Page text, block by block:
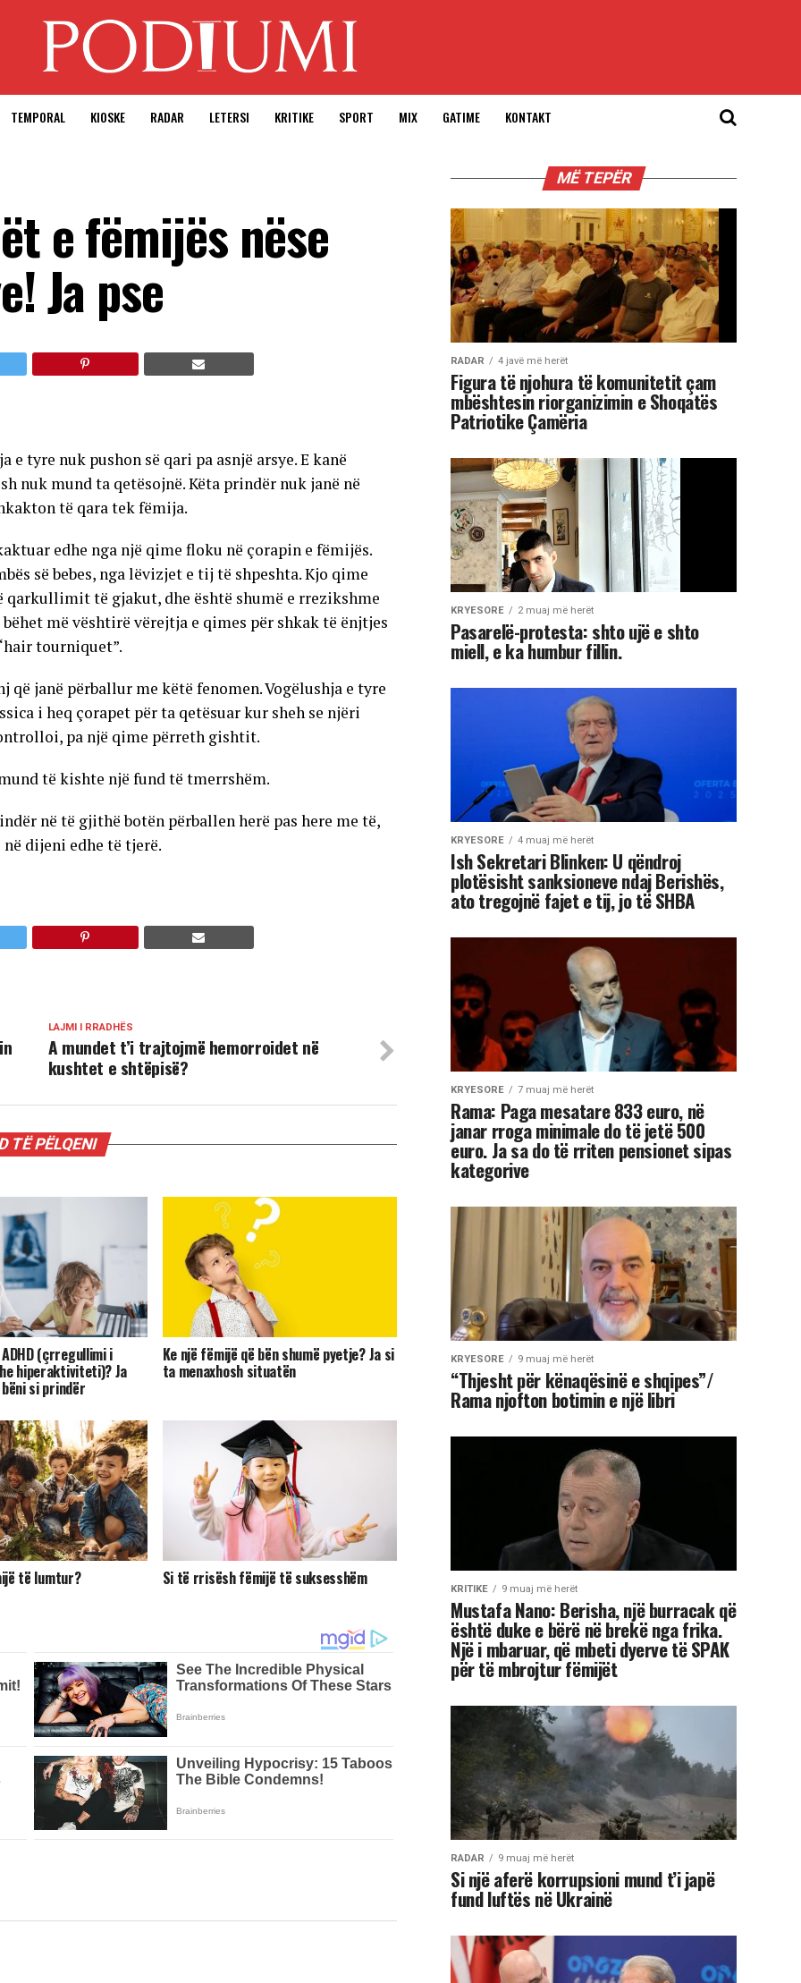
TEMPORAL KIOSKE RADAR LETERSI KRITIKE SPORT MIX GATIME KONTAKT
e fëmijës nëse
Ja pse
tyre nuk pushon së qari pa asnjë arsye. E kanë
nuk mund ta qetësojnë. Këta prindër nuk janë në
të qara tek fëmija.
edhe nga një qime floku në çorapin e fëmijës.
së bebes, nga lëvizjet e tij të shpeshta. Kjo qime
të gjakut, dhe është shumë e rrezikshme
më vështirë vërejtja e qimes për shkak të ënjtjes
tourniquet”.
janë përballur me këtë fenomen. Vogëlushja e tyre
i heq çorapet për ta qetësuar kur sheh se njëri
pa një qime përreth gishtit.
të kishte një fund të tmerrshëm.
në të gjithë botën përballen herë pas here me të,
dijeni edhe të tjerë.
LAJMI I RRADHËS
A mundet t’i trajtojmë hemorroidet në
kushtet e shtëpisë?
TË PËLQENI
(çrregullimi i
hiperaktiviteti)? Ja
si prindër
Ke një fëmijë që bën shumë pyetje? Ja si
ta menaxhosh situatën
të lumtur? Si të rrisësh fëmijë të suksesshëm
MË TEPËR
RADAR 4 javë më herët
Figura të njohura të komunitetit çam
mbështesin riorganizimin e Shoqatës
Patriotike Çamëria
KRYESORE 2 muaj më herët
Pasarelë-protesta: shto ujë e shto
miell, e ka humbur fillin.
KRYESORE 4 muaj më herët
Ish Sekretari Blinken: U qëndroj
plotësisht sanksioneve ndaj Berishës,
ato tregojnë fajet e tij, jo të SHBA
KRYESORE 7 muaj më herët
Rama: Paga mesatare 833 euro, në
janar rroga minimale do të jetë 500
euro. Ja sa do të rriten pensionet sipas
kategorive
KRYESORE 9 muaj më herët
“Thjesht për kënaqësinë e shqipes”/
Rama njofton botimin e një libri
KRITIKE 9 muaj më herët
Mustafa Nano: Berisha, një burracak që
është duke e bërë në brekë nga frika.
Një i mbaruar, që mbeti dyerve të SPAK
për të mbrojtur fëmijët
RADAR 9 muaj më herët
Si një aferë korrupsioni mund t’i japë
fund luftës në Ukrainë